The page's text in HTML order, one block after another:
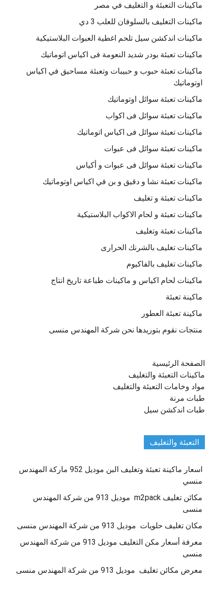
ماكينات التعبئة و التغليف في مصر
ماكينات التغليف بالسلوفان للعلب 3 دي
ماكينات اندكشن سيل تلحم اغطية العبوات البلاستيكية
ماكينات تعبئة بودر شديد النعومة فى اكياس اتوماتيك
ماكينات تعبئة حبوب و حبيبات وتعبئة مساحيق في اكياس
اوتوماتيك
ماكينات تعبئة سوائل اوتوماتيك
ماكينات تعبئة سوائل فى اكواب
ماكينات تعبئة سوائل فى اكياس اتوماتيك
ماكينات تعبئة سوائل فى عبوات
ماكينات تعبئة سوائل فى عبوات و أكياس
ماكينات تعبئة نشا و دقيق و بن في اكياس اوتوماتيك
ماكينات تعبئة و تغليف
ماكينات تعبئة و لحام الاكواب البلاستيكية
ماكينات تعبئة وتغليف
ماكينات تغليف بالشرنك الحرارى
ماكينات تغليف بالفاكيوم
ماكينات لحام اكياس و ماكينات طباعة تاريخ انتاج
ماكينة تعبئة
ماكينة تعبئة العطور
منتجات نقوم بتوريدها نحن شركة المهندس منسى
الصفحة الرئيسية
ماكينات التعبئة والتغليف
مواد وخامات التعبئة والتغليف
طبات مرنة
طبات اندكشن سيل
التعبئة والتغليف
اسعار ماكينة تعبئة وتغليف البن موديل 952 ماركة المهندس
منسي
مكائن تغليف m2pack موديل 913 من شركة المهندس
منسى
مكان تغليف حلويات موديل 913 من شركة المهندس منسى
معرفة أسعار مكن التغليف موديل 913 من شركة المهندس
منسى
معرض مكائن تغليف موديل 913 من شركة المهندس منسى